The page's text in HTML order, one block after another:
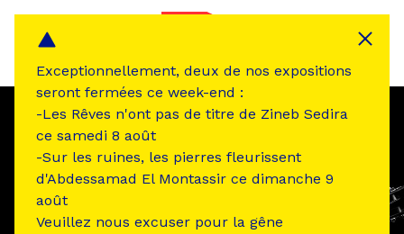
Exceptionnellement, deux de nos expositions
seront fermées ce week-end :
-Les Rêves n'ont pas de titre de Zineb Sedira
ce samedi 8 août
-Sur les ruines, les pierres fleurissent
d'Abdessamad El Montassir ce dimanche 9
août
Veuillez nous excuser pour la gêne
Panneau de gestion des cookies